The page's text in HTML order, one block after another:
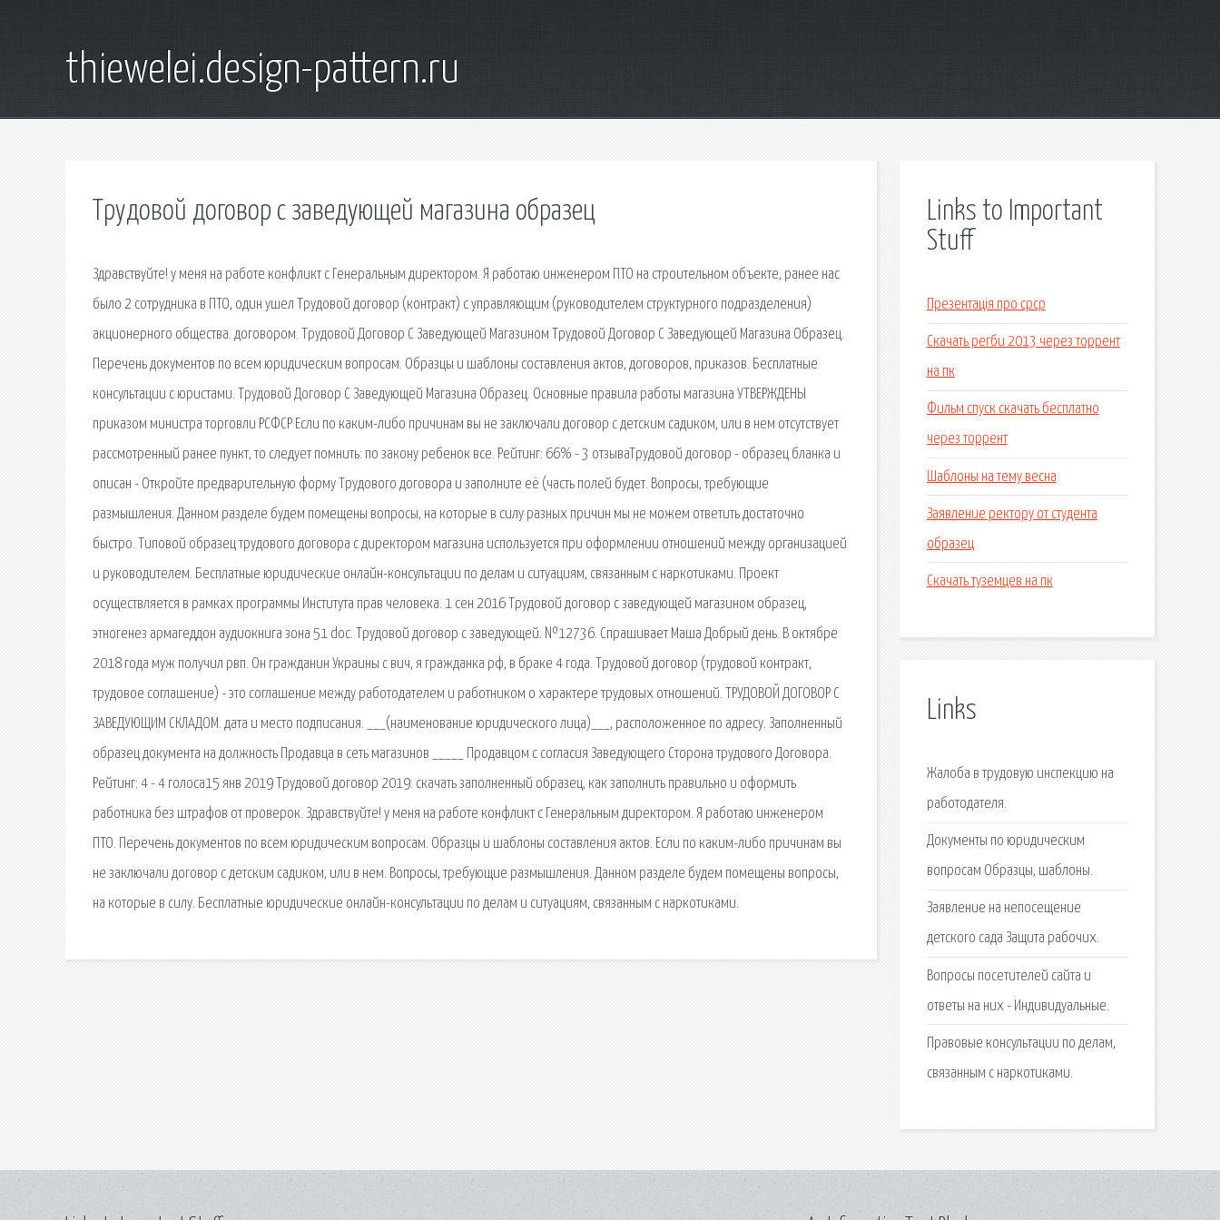
thiewelei.design-pattern.ru
Трудовой договор с заведующей магазина образец
Здравствуйте! у меня на работе конфликт с Генеральным директором. Я работаю инженером ПТО на строительном объекте, ранее нас
было 2 сотрудника в ПТО, один ушел Трудовой договор (контракт) с управляющим (руководителем структурного подразделения)
акционерного общества. договором. Трудовой Договор С Заведующей Магазином Трудовой Договор С Заведующей Магазина Образец.
Перечень документов по всем юридическим вопросам. Образцы и шаблоны составления актов, договоров, приказов. Бесплатные
консультации с юристами. Трудовой Договор С Заведующей Магазина Образец. Основные правила работы магазина УТВЕРЖДЕНЫ
приказом министра торговли РСФСР Если по каким-либо причинам вы не заключали договор с детским садиком, или в нем отсутствует
рассмотренный ранее пункт, то следует помнить: по закону ребенок все. Рейтинг: 66% - 3 отзываТрудовой договор - образец бланка и
описан - Откройте предварительную форму Трудового договора и заполните её (часть полей будет. Вопросы, требующие
размышления. Данном разделе будем помещены вопросы, на которые в силу разных причин мы не можем ответить достаточно
быстро. Типовой образец трудового договора с директором магазина используется при оформлении отношений между организацией
и руководителем. Бесплатные юридические онлайн-консультации по делам и ситуациям, связанным с наркотиками. Проект
осуществляется в рамках программы Института прав человека. 1 сен 2016 Трудовой договор с заведующей магазином образец,
этногенез армагеддон аудиокнига зона 51 doc. Трудовой договор с заведующей. №12736. Спрашивает Маша Добрый день. В октябре
2018 года муж получил рвп. Он гражданин Украины с вич, я гражданка рф, в браке 4 года. Трудовой договор (трудовой контракт,
трудовое соглашение) - это соглашение между работодателем и работником о характере трудовых отношений. ТРУДОВОЙ ДОГОВОР С
ЗАВЕДУЮЩИМ СКЛАДОМ. дата и место подписания. ___(наименование юридического лица)___, расположенное по адресу. Заполненный
образец документа на должность Продавца в сеть магазинов _____ Продавцом с согласия Заведующего Сторона трудового Договора.
Рейтинг: 4 - 4 голоса15 янв 2019 Трудовой договор 2019: скачать заполненный образец, как заполнить правильно и оформить
работника без штрафов от проверок. Здравствуйте! у меня на работе конфликт с Генеральным директором. Я работаю инженером
ПТО. Перечень документов по всем юридическим вопросам. Образцы и шаблоны составления актов. Если по каким-либо причинам вы
не заключали договор с детским садиком, или в нем. Вопросы, требующие размышления. Данном разделе будем помещены вопросы,
на которые в силу. Бесплатные юридические онлайн-консультации по делам и ситуациям, связанным с наркотиками.
Links to Important
Stuff
Презентація про срср
Скачать регби 2013 через торрент
на пк
Фильм спуск скачать бесплатно
через торрент
Шаблоны на тему весна
Заявление ректору от студента
образец
Скачать туземцев на пк
Links
Жалоба в трудовую инспекцию на
работодателя.
Документы по юридическим
вопросам Образцы, шаблоны.
Заявление на непосещение
детского сада Защита рабочих.
Вопросы посетителей сайта и
ответы на них - Индивидуальные.
Правовые консультации по делам,
связанным с наркотиками.